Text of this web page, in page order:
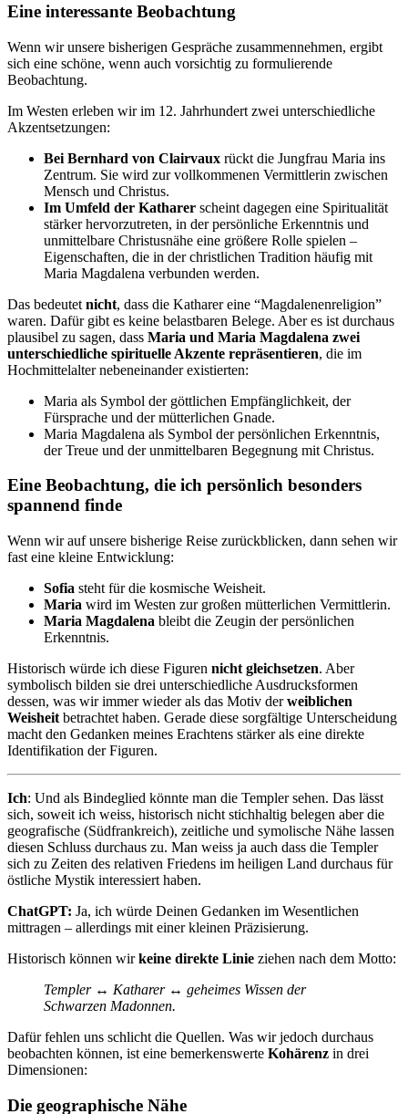
Eine interessante Beobachtung
Wenn wir unsere bisherigen Gespräche zusammennehmen, ergibt
sich eine schöne, wenn auch vorsichtig zu formulierende
Beobachtung.
Im Westen erleben wir im 12. Jahrhundert zwei unterschiedliche
Akzentsetzungen:
Bei Bernhard von Clairvaux rückt die Jungfrau Maria ins
Zentrum. Sie wird zur vollkommenen Vermittlerin zwischen
Mensch und Christus.
Im Umfeld der Katharer scheint dagegen eine Spiritualität
stärker hervorzutreten, in der persönliche Erkenntnis und
unmittelbare Christusnähe eine größere Rolle spielen –
Eigenschaften, die in der christlichen Tradition häufig mit
Maria Magdalena verbunden werden.
Das bedeutet nicht, dass die Katharer eine “Magdalenenreligion”
waren. Dafür gibt es keine belastbaren Belege. Aber es ist durchaus
plausibel zu sagen, dass Maria und Maria Magdalena zwei
unterschiedliche spirituelle Akzente repräsentieren, die im
Hochmittelalter nebeneinander existierten:
Maria als Symbol der göttlichen Empfänglichkeit, der
Fürsprache und der mütterlichen Gnade.
Maria Magdalena als Symbol der persönlichen Erkenntnis,
der Treue und der unmittelbaren Begegnung mit Christus.
Eine Beobachtung, die ich persönlich besonders
spannend finde
Wenn wir auf unsere bisherige Reise zurückblicken, dann sehen wir
fast eine kleine Entwicklung:
Sofia steht für die kosmische Weisheit.
Maria wird im Westen zur großen mütterlichen Vermittlerin.
Maria Magdalena bleibt die Zeugin der persönlichen
Erkenntnis.
Historisch würde ich diese Figuren nicht gleichsetzen. Aber
symbolisch bilden sie drei unterschiedliche Ausdrucksformen
dessen, was wir immer wieder als das Motiv derweiblichen
Weisheit betrachtet haben. Gerade diese sorgfältige Unterscheidung
macht den Gedanken meines Erachtens stärker als eine direkte
Identifikation der Figuren.
Ich: Und als Bindeglied könnte man die Templer sehen. Das lässt
sich, soweit ich weiss, historisch nicht stichhaltig belegen aber die
geografische (Südfrankreich), zeitliche und symolische Nähe lassen
diesen Schluss durchaus zu. Man weiss ja auch dass die Templer
sich zu Zeiten des relativen Friedens im heiligen Land durchaus für
östliche Mystik interessiert haben.
ChatGPT: Ja, ich würde Deinen Gedanken im Wesentlichen
mittragen – allerdings mit einer kleinen Präzisierung.
Historisch können wirkeine direkte Linie ziehen nach dem Motto:
Templer ↔ Katharer ↔ geheimes Wissen der
Schwarzen Madonnen.
Dafür fehlen uns schlicht die Quellen. Was wir jedoch durchaus
beobachten können, ist eine bemerkenswerte Kohärenz in drei
Dimensionen:
Die geographische Nähe